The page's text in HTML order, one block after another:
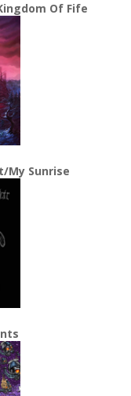
Of Fife
My Sunrise